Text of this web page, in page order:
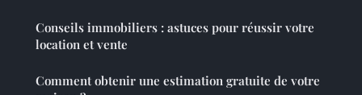
Conseils immobiliers : astuces pour réussir votre
location et vente
Comment obtenir une estimation gratuite de votre